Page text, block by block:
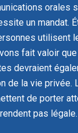
orales
un mandat.
utilisent
fait valoir
devraient
de la vie privée.
de porter
pas légale.